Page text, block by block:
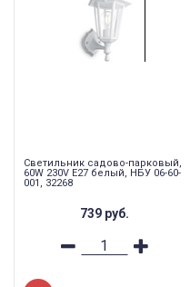
Светильник садово-парковый,
60W 230V E27 белый, НБУ 06-60-
001, 32268
739 руб.